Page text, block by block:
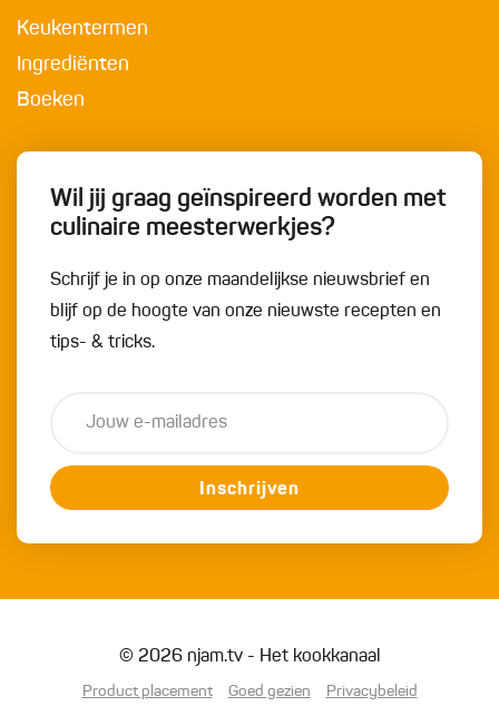
Keukentermen
Ingrediënten
Boeken
Wil jij graag geïnspireerd worden met
culinaire meesterwerkjes?
Schrijf je in op onze maandelijkse nieuwsbrief en
blijf op de hoogte van onze nieuwste recepten en
tips- & tricks.
Inschrijven
© 2026 njam.tv - Het kookkanaal
Product placement Goed gezien Privacybeleid